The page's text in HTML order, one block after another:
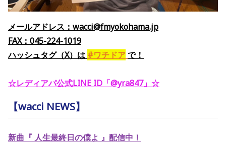
メールアドレス：wacci@fmyokohama.jp
FAX：045-224-1019
ハッシュタグ（X） は #ワチドアで！
☆レディアパ公式LINE ID「@yra847」 ☆
【wacci NEWS】
新曲 『 人生最終日の僕よ 』配信中！